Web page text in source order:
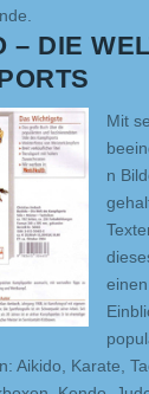
– DIE
Mit
n
Aikido, Karate,